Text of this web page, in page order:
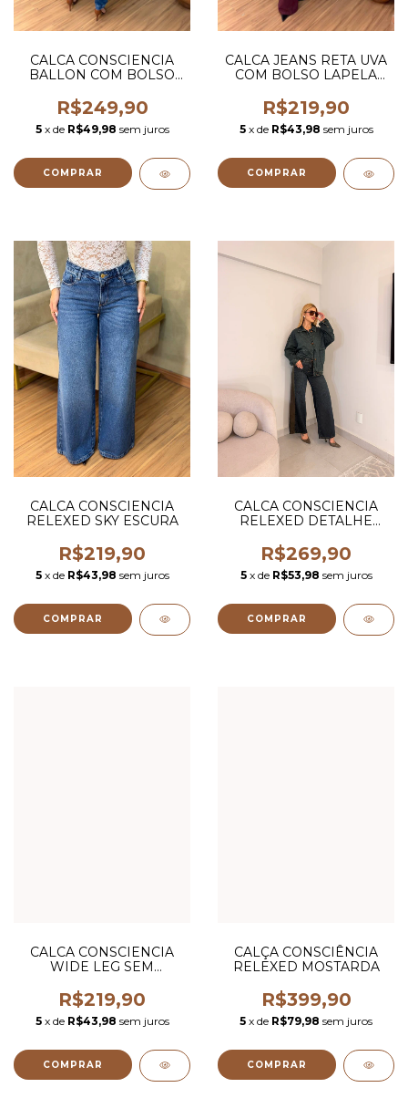
CALCA CONSCIENCIA
BALLON COM BOLSO
R$249,90
5 x de R$49,98 sem juros
COMPRAR
CALCA JEANS RETA UVA
COM BOLSO LAPELA
R$219,90
5 x de R$43,98 sem juros
COMPRAR
CALCA CONSCIENCIA
RELEXED SKY ESCURA
R$219,90
5 x de R$43,98 sem juros
COMPRAR
CALCA CONSCIENCIA
RELEXED DETALHE
R$269,90
5 x de R$53,98 sem juros
COMPRAR
CALCA CONSCIENCIA
WIDE LEG SEM
R$219,90
5 x de R$43,98 sem juros
COMPRAR
CALÇA CONSCIÊNCIA
RELEXED MOSTARDA
R$399,90
5 x de R$79,98 sem juros
COMPRAR